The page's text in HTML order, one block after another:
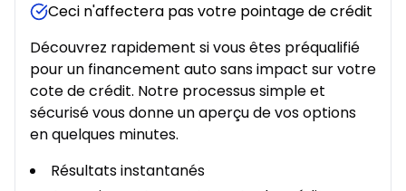
Ceci n'affectera pas votre pointage de crédit
Découvrez rapidement si vous êtes préqualifié
pour un financement auto sans impact sur votre
cote de crédit. Notre processus simple et
sécurisé vous donne un aperçu de vos options
en quelques minutes.
Résultats instantanés